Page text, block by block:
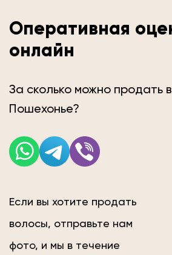
Оперативная
онлайн
За сколько можно продать
Пошехонье?
Если вы хотите продать
волосы, отправьте нам
фото, и мы в течение